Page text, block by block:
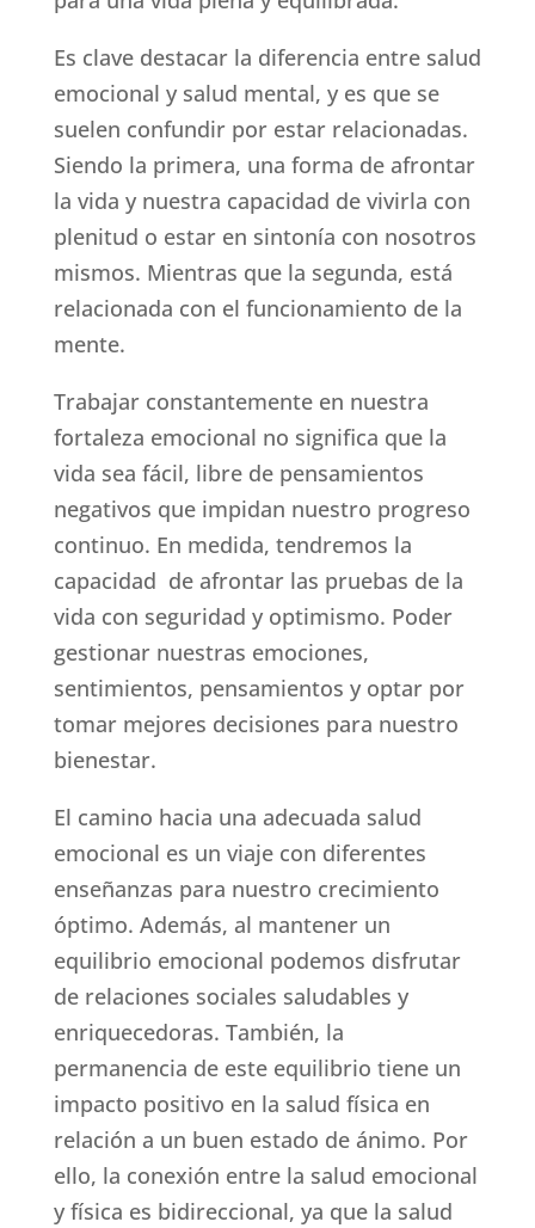
Es clave destacar la diferencia entre salud
emocional y salud mental, y es que se
suelen confundir por estar relacionadas.
Siendo la primera, una forma de afrontar
la vida y nuestra capacidad de vivirla con
plenitud o estar en sintonía con nosotros
mismos. Mientras que la segunda, está
relacionada con el funcionamiento de la
mente.
Trabajar constantemente en nuestra
fortaleza emocional no significa que la
vida sea fácil, libre de pensamientos
negativos que impidan nuestro progreso
continuo. En medida, tendremos la
capacidad de afrontar las pruebas de la
vida con seguridad y optimismo. Poder
gestionar nuestras emociones,
sentimientos, pensamientos y optar por
tomar mejores decisiones para nuestro
bienestar.
El camino hacia una adecuada salud
emocional es un viaje con diferentes
enseñanzas para nuestro crecimiento
óptimo. Además, al mantener un
equilibrio emocional podemos disfrutar
de relaciones sociales saludables y
enriquecedoras. También, la
permanencia de este equilibrio tiene un
impacto positivo en la salud física en
relación a un buen estado de ánimo. Por
ello, la conexión entre la salud emocional
y física es bidireccional, ya que la salud